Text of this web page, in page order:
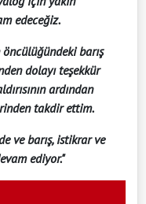
edeceğiz.
barış
dolayı teşekkür
ardından
takdir ettim.
ve barış, istikrar ve
ediyor."